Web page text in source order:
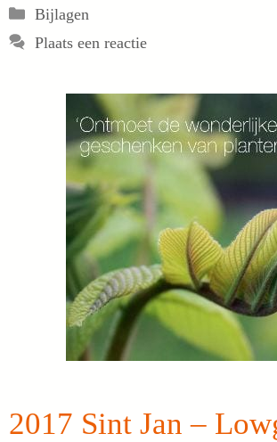
Categorieën
Bijlagen
Plaats een reactie
2017 Sint Jan –